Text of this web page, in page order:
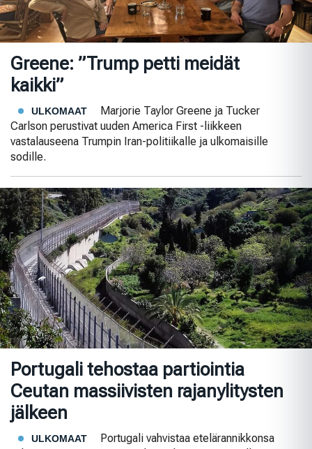
Greene: ”Trump petti meidät
kaikki”
ULKOMAAT
Marjorie Taylor Greene ja Tucker
Carlson perustivat uuden America First -liikkeen
vastalauseena Trumpin Iran-politiikalle ja ulkomaisille
sodille.
Portugali tehostaa partiointia
Ceutan massiivisten rajanylitysten
jälkeen
ULKOMAAT
Portugali vahvistaa etelärannikkonsa